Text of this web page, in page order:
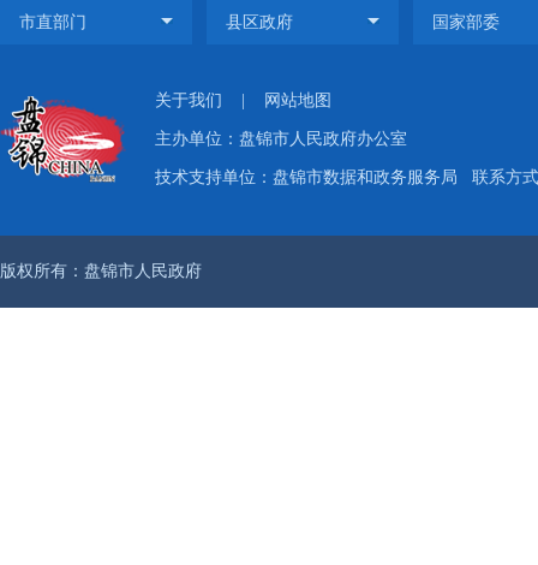
（
文件
次，
二
关于我们 网站地图
主办单位：盘锦市人民政府办公室
技术支持单位：盘锦市数据和政务服务局 联系方
版权所有：盘锦市人民政府